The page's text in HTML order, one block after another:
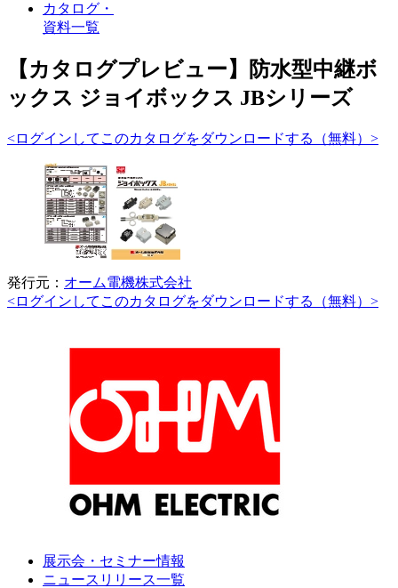
カタログ・
資料一覧
【カタログプレビュー】防水型中継ボ
ックス ジョイボックス JBシリーズ
<ログインしてこのカタログをダウンロードする（無料）>
発行元： オーム電機株式会社
<ログインしてこのカタログをダウンロードする（無料）>
展示会・セミナー情報
ニュースリリース一覧